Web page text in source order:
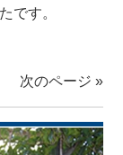
です。
次のページ »